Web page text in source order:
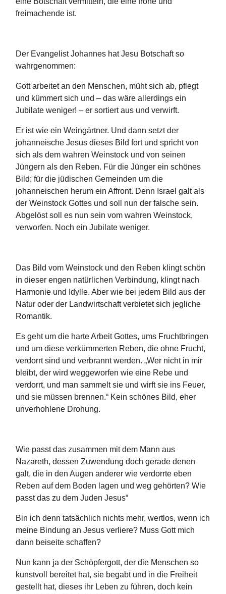
freimachende ist.
Der Evangelist Johannes hat Jesu Botschaft so
wahrgenommen:
Gott arbeitet an den Menschen, müht sich ab, pflegt
und kümmert sich und – das wäre allerdings ein
Jubilate weniger! – er sortiert aus und verwirft.
Er ist wie ein Weingärtner. Und dann setzt der
johanneische Jesus dieses Bild fort und spricht von
sich als dem wahren Weinstock und von seinen
Jüngern als den Reben. Für die Jünger ein schönes
Bild; für die jüdischen Gemeinden um die
johanneischen herum ein Affront. Denn Israel galt als
der Weinstock Gottes und soll nun der falsche sein.
Abgelöst soll es nun sein vom wahren Weinstock,
verworfen. Noch ein Jubilate weniger.
Das Bild vom Weinstock und den Reben klingt schön
in dieser engen natürlichen Verbindung, klingt nach
Harmonie und Idylle. Aber wie bei jedem Bild aus der
Natur oder der Landwirtschaft verbietet sich jegliche
Romantik.
Es geht um die harte Arbeit Gottes, ums Fruchtbringen
und um diese verkümmerten Reben, die ohne Frucht,
verdorrt sind und verbrannt werden. „Wer nicht in mir
bleibt, der wird weggeworfen wie eine Rebe und
verdorrt, und man sammelt sie und wirft sie ins Feuer,
und sie müssen brennen.“ Kein schönes Bild, eher
unverhohlene Drohung.
Wie passt das zusammen mit dem Mann aus
Nazareth, dessen Zuwendung doch gerade denen
galt, die in den Augen anderer wie verdorrte eben
Reben auf dem Boden lagen und weg gehörten? Wie
passt das zu dem Juden Jesus“
Bin ich denn tatsächlich nichts mehr, wertlos, wenn ich
meine Bindung an Jesus verliere? Muss Gott mich
dann beiseite schaffen?
Nun kann ja der Schöpfergott, der die Menschen so
kunstvoll bereitet hat, sie begabt und in die Freiheit
gestellt hat, dieses ihr Leben zu führen, doch kein